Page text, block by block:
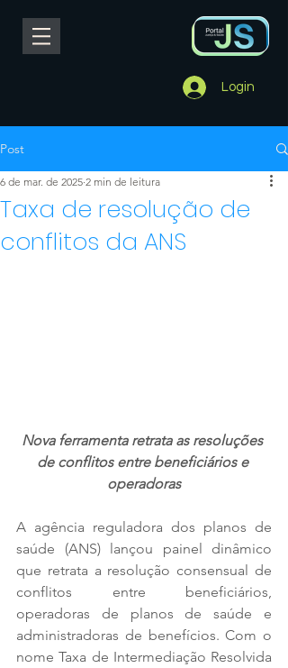
Login
Post
Taxa de resolução de
conflitos da ANS
6 de mar. de 2025 2 min de leitura
Nova ferramenta retrata as resoluções
de conflitos entre beneficiários e
operadoras
A agência reguladora dos planos de
saúde (ANS) lançou painel dinâmico
que retrata a resolução consensual de
conflitos entre beneficiários,
operadoras de planos de saúde e
administradoras de benefícios. Com o
nome Taxa de Intermediação Resolvida